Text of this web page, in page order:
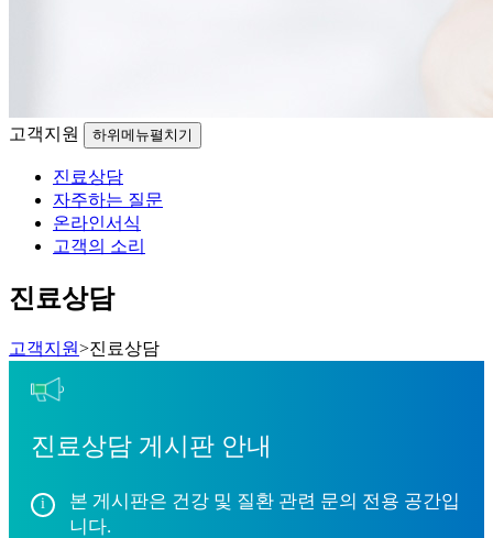
고객지원 하위메뉴펼치기
진료상담
자주하는 질문
온라인서식
고객의 소리
진료상담
고객지원>진료상담
진료상담 게시판 안내
본 게시판은 건강 및 질환 관련 문의 전용 공간입
니다.